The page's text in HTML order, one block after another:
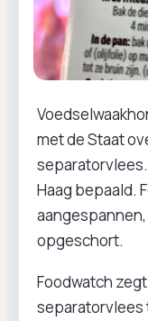
met de Staat
Haag bepaald.
opgeschort.
Foodwatch
separatorvlees